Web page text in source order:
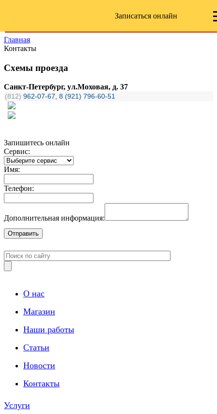
Записаться онлайн
Главная
Контакты
Схемы проезда
Санкт-Петербург, ул.Моховая, д. 37
(812) 962-07-67, 8 (921) 796-60-51
Запишитесь онлайн
Сервис:
Имя:
Телефон:
Дополнительная информация:
О нас
Магазин
Наши работы
Статьи
Новости
Контакты
Услуги